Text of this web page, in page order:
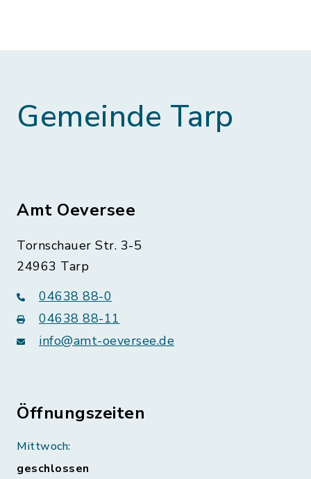
Gemeinde Tarp
Amt Oeversee
Tornschauer Str. 3-5
24963 Tarp
04638 88-0
04638 88-11
info@amt-oeversee.de
Öffnungszeiten
Mittwoch:
geschlossen